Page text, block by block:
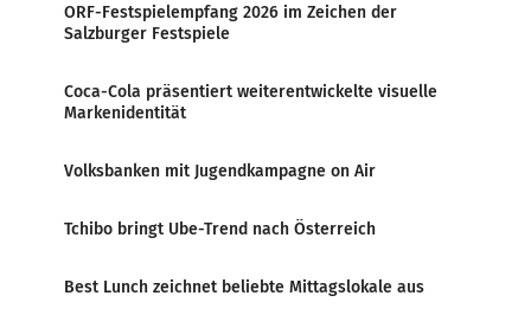
ORF-Festspielempfang 2026 im Zeichen der
Salzburger Festspiele
Coca-Cola präsentiert weiterentwickelte visuelle
Markenidentität
Volksbanken mit Jugendkampagne on Air
Tchibo bringt Ube-Trend nach Österreich
Best Lunch zeichnet beliebte Mittagslokale aus